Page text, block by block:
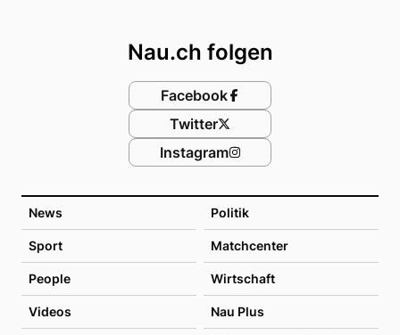
News Politik
Sport Matchcenter
People Wirtschaft
Videos Nau Plus
Nau.ch folgen
Facebook
Twitter
Instagram